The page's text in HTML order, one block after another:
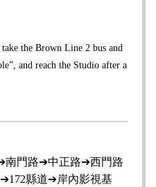
the Brown Line 2 bus and
and reach the Studio after a
南門路➔中正路➔西門路
縣道➔岸內影視基